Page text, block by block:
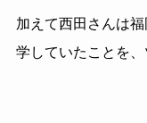
加えて西田さんは
学していたことを、